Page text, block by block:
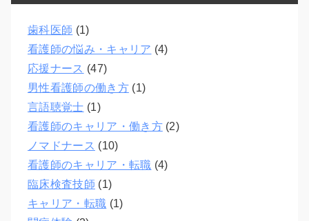
歯科医師 (1)
看護師の悩み・キャリア (4)
応援ナース (47)
男性看護師の働き方(1)
言語聴覚士 (1)
看護師のキャリア・働き方(2)
ノマドナース (10)
看護師のキャリア・転職 (4)
臨床検査技師 (1)
キャリア・転職 (1)